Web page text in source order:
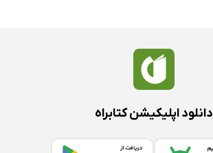
دانلود اپلیکیشن کتابراه